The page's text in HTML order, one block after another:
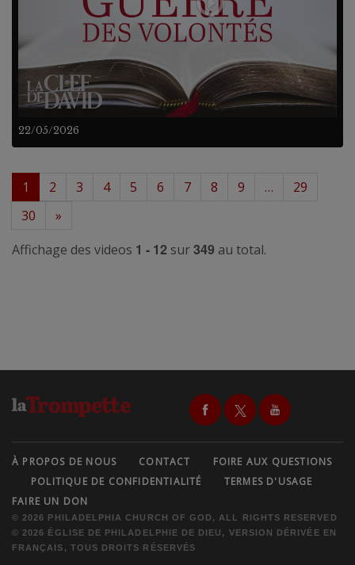
22/05/2026
1 2 3 4 5 6 7 8 9 …
29
30
»
Affichage des videos 1 - 12 sur349 au total.
À PROPOS DE NOUS CONTACT
FOIRE AUX QUESTIONS
POLITIQUE DE CONFIDENTIALITÉ
TERMES D'USAGE
FAIRE UN DON
© 2026 PHILADELPHIA CHURCH OF GOD, ALL RIGHTS RESERVED
© 2026 ÉGLISE DE PHILADELPHIE DE DIEU, VERSION DÉRIVÉE EN
FRANÇAIS, TOUS DROITS RÉSERVÉS